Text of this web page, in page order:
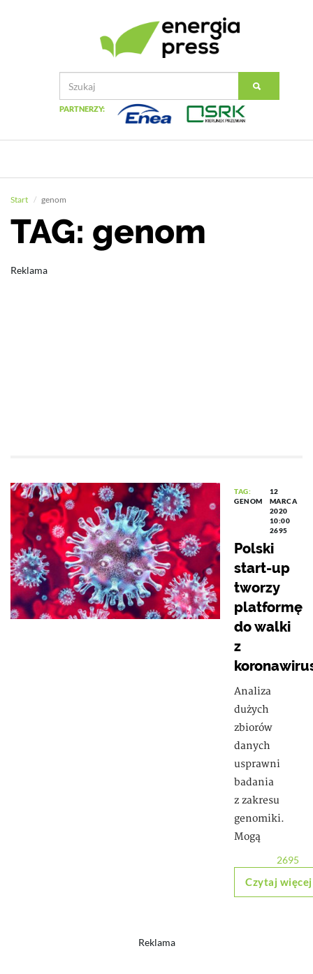
PARTNERZY:
Start genom
TAG: genom
Reklama
TAG:
GENOM
12
MARCA
2020
10:00
2695
Polski
start-up
tworzy
platformę
do walki
z
Analiza
dużych
zbiorów
danych
usprawni
badania
z zakresu
genomiki.
Mogą
2695
Czytaj więcej
Reklama